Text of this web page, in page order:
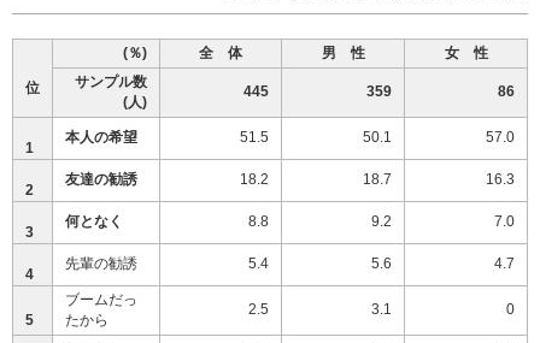
位
(％) 全 体 男 性
女 性
サンプル数
(人)
445 359 86
1
本人の希望 51.5 50.1 57.0
2
友達の勧誘 18.2 18.7 16.3
3
何となく 8.8 9.2 7.0
4
先輩の勧誘 5.4 5.6 4.7
5
ブームだっ
たから
2.5 3.1 0